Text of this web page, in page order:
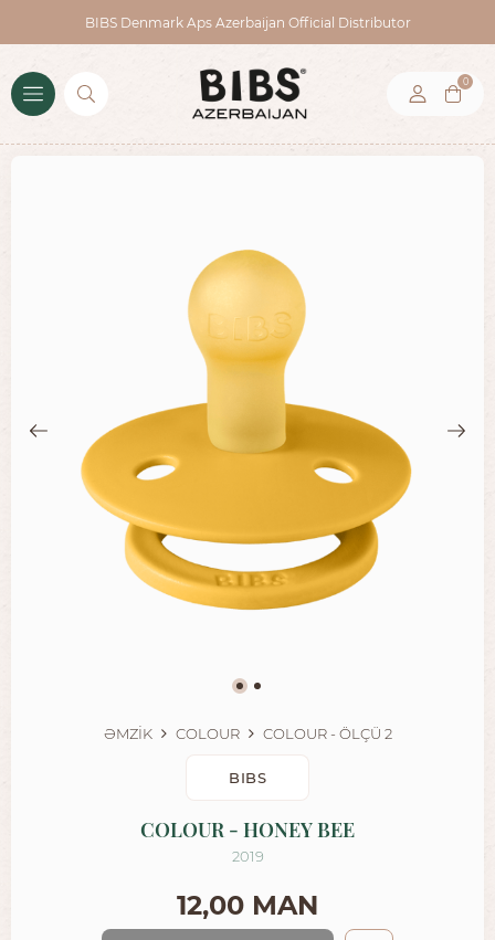
BIBS Denmark Aps Azerbaijan Official Distributor
0
ƏMZİK COLOUR COLOUR - ÖLÇÜ 2
BIBS
COLOUR - HONEY BEE
2019
12,00 MAN